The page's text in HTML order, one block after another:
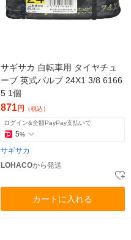
サギサカ 自転車用 タイヤチュ
ーブ 英式バルブ 24X1 3/8 6166
5 1個
871円 （税込）
ログイン&全額PayPay支払いで
5%
サギサカ
LOHACOから発送
カートに入れる